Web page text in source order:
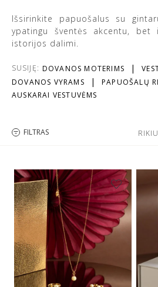
Išsirinkite papuošalus su
ypatingu šventės akcentu, bet
istorijos dalimi.
SUSIJĘ: DOVANOS MOTERIMS
DOVANOS VYRAMS
PAPUOŠALŲ
AUSKARAI VESTUVĖMS
FILTRAS